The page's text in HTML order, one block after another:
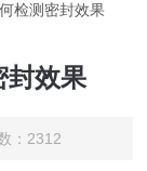
检测密封效果
封效果
：2312